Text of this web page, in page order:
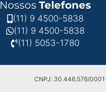
Nossos Telefones
(11) 9 4500-5838
(11) 9 4500-5838
(11) 5053-1780
CNPJ: 30.446.576/